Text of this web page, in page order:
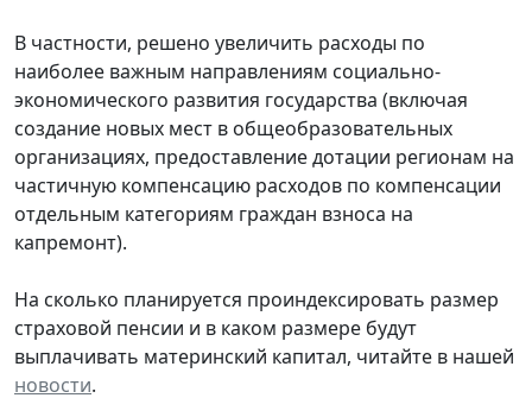
В частности, решено увеличить расходы по
наиболее важным направлениям социально-
экономического развития государства (включая
создание новых мест в общеобразовательных
организациях, предоставление дотации регионам на
частичную компенсацию расходов по компенсации
отдельным категориям граждан взноса на
капремонт).
На сколько планируется проиндексировать размер
страховой пенсии и в каком размере будут
выплачивать материнский капитал, читайте в нашей
новости.